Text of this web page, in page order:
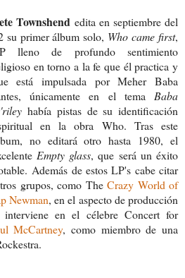
Townshend edita en septiembre del
su primer álbum solo, Who came first,
lleno de profundo sentimiento
en torno a la fe que él practica y
está impulsada por Meher Baba
únicamente en el tema Baba
había pistas de su identificación
en la obra Who. Tras este
no editará otro hasta 1980, el
Empty glass, que será un éxito
Además de estos LP's cabe citar
grupos, como The Crazy World of
Newman, en el aspecto de producción
interviene en el célebre Concert for
McCartney, como miembro de una